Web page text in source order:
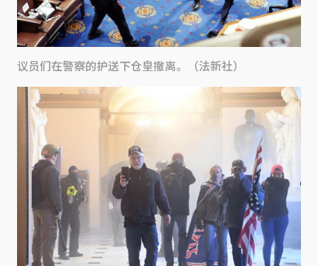
议员们在警察的护送下仓皇撤离。（法新社）